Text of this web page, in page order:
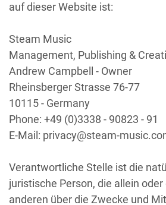
auf dieser Website ist:
Steam Music
Management, Publishing &
Andrew Campbell - Owner
Rheinsberger Strasse 76-77
10115 - Germany
Phone: +49 (0)3338 - 90823 - 91
E-Mail: privacy@steam-
Verantwortliche Stelle ist die
juristische Person, die allein
anderen über die Zwecke und